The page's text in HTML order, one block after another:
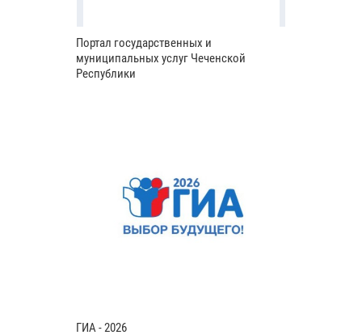
Портал государственных и
муниципальных услуг Чеченской
Республики
ГИА - 2026